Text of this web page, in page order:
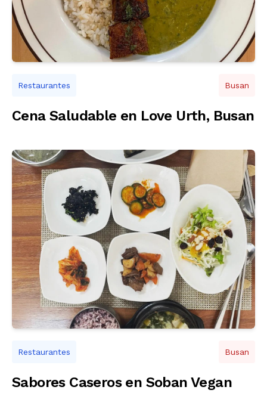
Restaurantes Busan
Cena Saludable en Love Urth, Busan
Restaurantes Busan
Sabores Caseros en Soban Vegan